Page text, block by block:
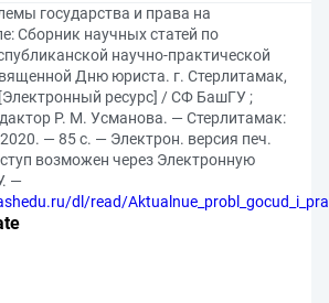
государства и права на
Сборник научных статей по
научно-практической
Дню юриста. г. Стерлитамак,
ресурс] / СФ БашГУ ;
Р. М. Усманова. — Стерлитамак:
— 85 с. — Электрон. версия печ.
возможен через Электронную
—
dl/read/